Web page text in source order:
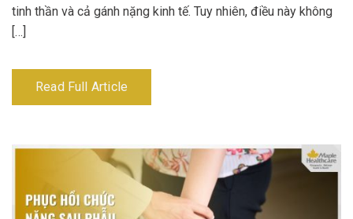
tinh thần và cả gánh nặng kinh tế. Tuy nhiên, điều này không
[…]
Read Full Article